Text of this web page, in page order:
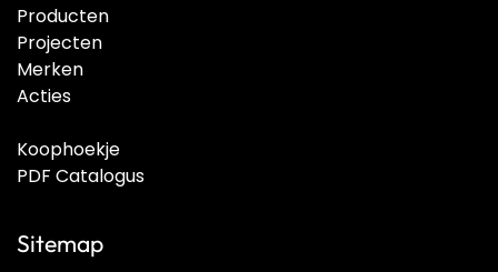
Producten
Projecten
Merken
Acties
Koophoekje
PDF Catalogus
Sitemap